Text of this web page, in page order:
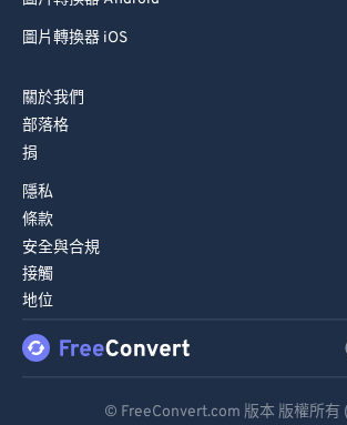
圖片轉換器 iOS
關於我們
部落格
捐
隱私
條款
安全與合規
接觸
地位
© FreeConvert.com 版本 版權所有